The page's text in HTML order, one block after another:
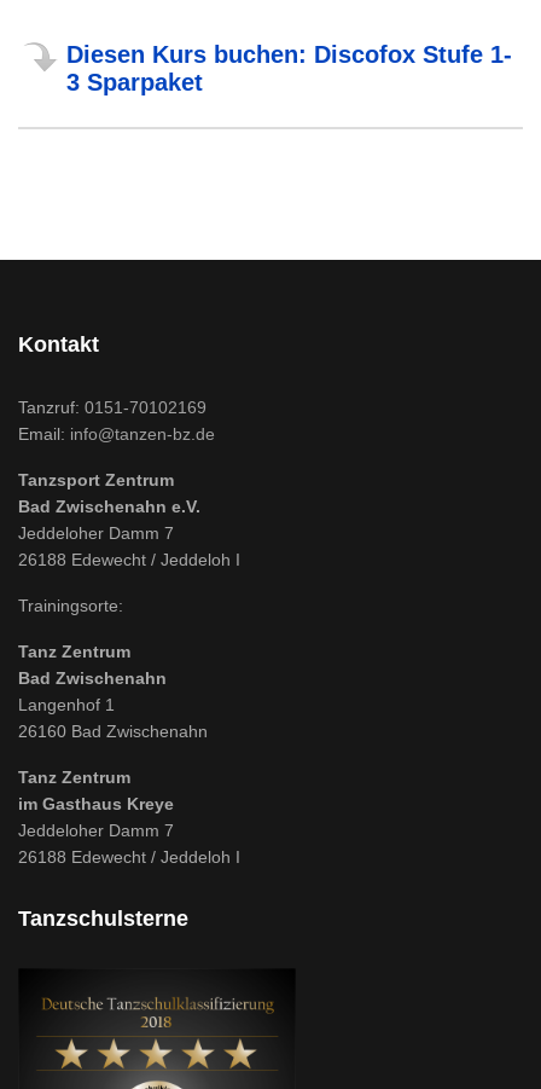
Diesen Kurs buchen: Discofox Stufe 1-
3 Sparpaket
Kontakt
Tanzruf: 0151-70102169
Email: info@tanzen-bz.de
Tanzsport Zentrum
Bad Zwischenahn e.V.
Jeddeloher Damm 7
26188 Edewecht / Jeddeloh I
Trainingsorte:
Tanz Zentrum
Bad Zwischenahn
Langenhof 1
26160 Bad Zwischenahn
Tanz Zentrum
im Gasthaus Kreye
Jeddeloher Damm 7
26188 Edewecht / Jeddeloh I
Tanzschulsterne